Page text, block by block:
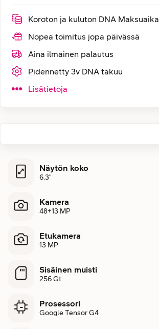
Koroton ja kuluton DNA Maksuaika
Nopea toimitus jopa päivässä
Aina ilmainen palautus
Pidennetty 3v DNA takuu
Lisätietoja
Näytön koko
6.3"
Kamera
48+13 MP
Etukamera
13 MP
Sisäinen muisti
256 Gt
Prosessori
Google Tensor G4